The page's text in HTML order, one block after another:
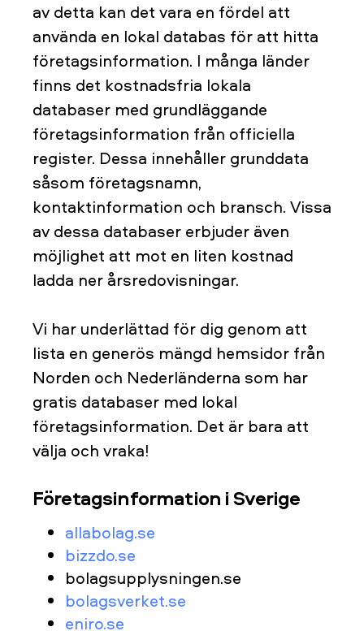
av detta kan det vara en fördel att
använda en lokal databas för att hitta
företagsinformation. I många länder
finns det kostnadsfria lokala
databaser med grundläggande
företagsinformation från officiella
register. Dessa innehåller grunddata
såsom företagsnamn,
kontaktinformation och bransch. Vissa
av dessa databaser erbjuder även
möjlighet att mot en liten kostnad
ladda ner årsredovisningar.
Vi har underlättad för dig genom att
lista en generös mängd hemsidor från
Norden och Nederländerna som har
gratis databaser med lokal
företagsinformation. Det är bara att
välja och vraka!
Företagsinformation i Sverige
allabolag.se
bizzdo.se
bolagsupplysningen.se
bolagsverket.se
eniro.se